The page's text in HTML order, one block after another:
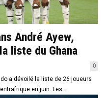
André Ayew,
liste du Ghana
0
a dévoilé la liste de 26 joueurs
du Ghana pour affronter le Mali et la Centrafrique en juin. Les...